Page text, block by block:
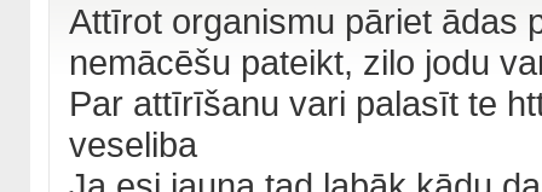
Attīrot organismu pāriet ādas
nemācēšu pateikt, zilo jodu
Par attīrīšanu vari palasīt te
veseliba